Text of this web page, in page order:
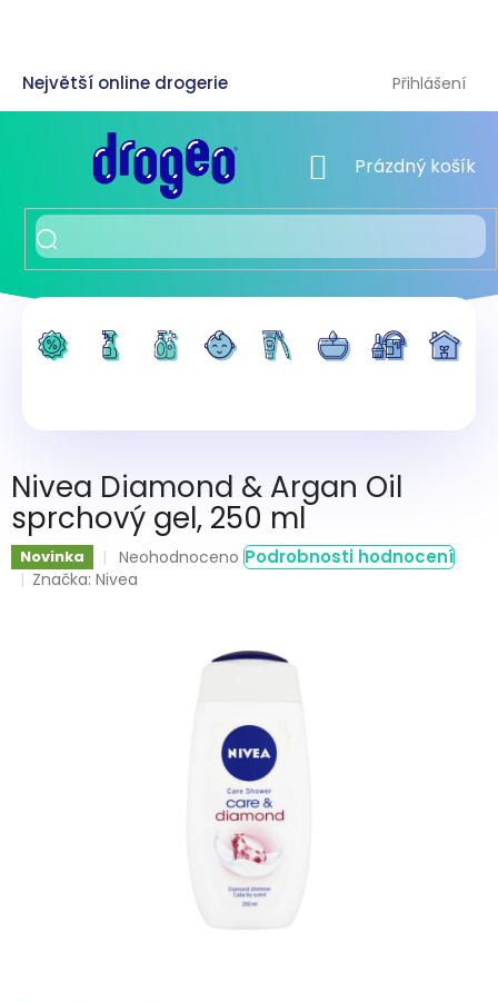
Přihlášení
NÁKUPNÍ KOŠÍK
Prázdný košík
Nivea Diamond & Argan Oil
sprchový gel, 250 ml
Novinka
Průměrné
hodnocení
Neohodnoceno Podrobnosti hodnocení
Značka:Nivea